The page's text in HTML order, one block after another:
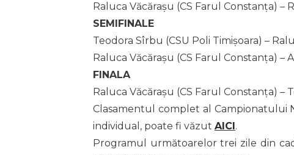
Raluca Văcărașu (CS Farul Constanța) –
SEMIFINALE
Teodora Sîrbu (CSU Poli Timișoara) –
Raluca Văcărașu (CS Farul Constanța) –
FINALA
Raluca Văcărașu (CS Farul Constanța) –
Clasamentul complet al Campionatului
individual, poate fi văzut AICI .
Programul următoarelor trei zile din